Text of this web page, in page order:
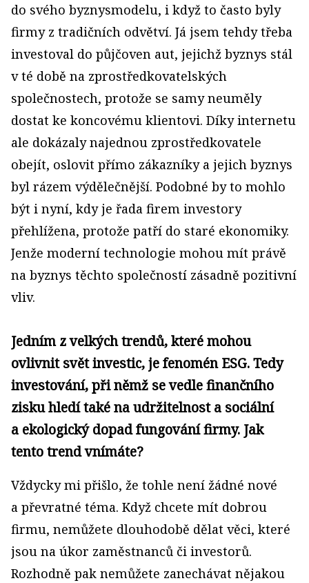
do svého byznysmodelu, i když to často byly
firmy z tradičních odvětví. Já jsem tehdy třeba
investoval do půjčoven aut, jejichž byznys stál
v té době na zprostředkovatelských
společnostech, protože se samy neuměly
dostat ke koncovému klientovi. Díky internetu
ale dokázaly najednou zprostředkovatele
obejít, oslovit přímo zákazníky a jejich byznys
byl rázem výdělečnější. Podobné by to mohlo
být i nyní, kdy je řada firem investory
přehlížena, protože patří do staré ekonomiky.
Jenže moderní technologie mohou mít právě
na byznys těchto společností zásadně pozitivní
vliv.
Jedním z velkých trendů, které mohou
ovlivnit svět investic, je fenomén ESG. Tedy
investování, při němž se vedle finančního
zisku hledí také na udržitelnost a sociální
a ekologický dopad fungování firmy. Jak
tento trend vnímáte?
Vždycky mi přišlo, že tohle není žádné nové
a převratné téma. Když chcete mít dobrou
firmu, nemůžete dlouhodobě dělat věci, které
jsou na úkor zaměstnanců či investorů.
Rozhodně pak nemůžete zanechávat nějakou